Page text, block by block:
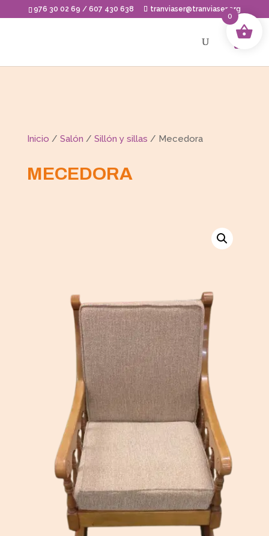
to
976 30 02 69 / 607 430 638 tranviaser@tranviaser.org
Inicio / Salón / Sillón y sillas / Mecedora
MECEDORA
0